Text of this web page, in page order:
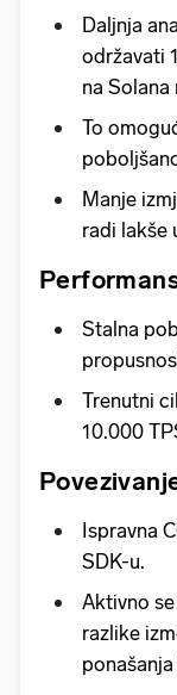
Daljnja
održavati
na Solana
To
Manje
radi lakše
Stalna
Trenutni
10.000
Ispravna
SDK-u.
Aktivno
razlike